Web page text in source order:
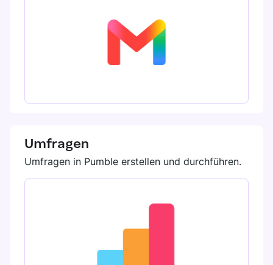
Umfragen
Umfragen in Pumble erstellen und durchführen.